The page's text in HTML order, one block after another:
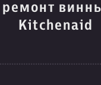
Kitchenaid